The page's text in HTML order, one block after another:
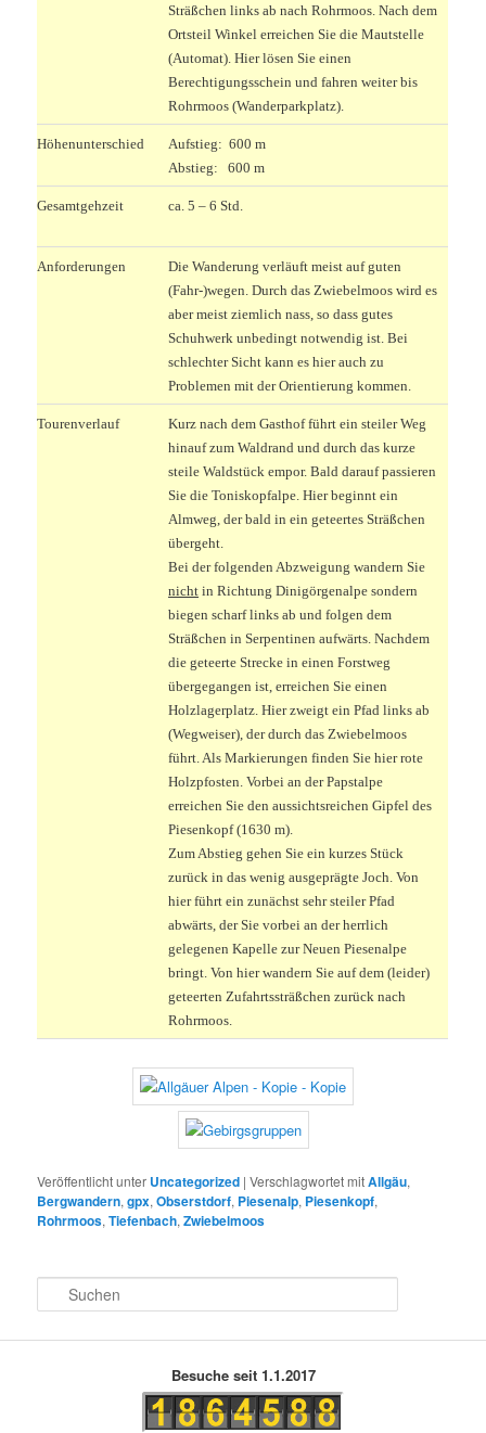
Sträßchen links ab nach Rohrmoos. Nach dem
Ortsteil Winkel erreichen Sie die Mautstelle
(Automat). Hier lösen Sie einen
Berechtigungsschein und fahren weiter bis
Rohrmoos (Wanderparkplatz).
Höhenunterschied
Aufstieg: 600 m
Abstieg: 600 m
Gesamtgehzeit ca. 5 – 6 Std.
Anforderungen
Die Wanderung verläuft meist auf guten
(Fahr-)wegen. Durch das Zwiebelmoos wird es
aber meist ziemlich nass, so dass gutes
Schuhwerk unbedingt notwendig ist. Bei
schlechter Sicht kann es hier auch zu
Problemen mit der Orientierung kommen.
Tourenverlauf
Kurz nach dem Gasthof führt ein steiler Weg
hinauf zum Waldrand und durch das kurze
steile Waldstück empor. Bald darauf passieren
Sie die Toniskopfalpe. Hier beginnt ein
Almweg, der bald in ein geteertes Sträßchen
übergeht.
Bei der folgenden Abzweigung wandern Sie
nicht in Richtung Dinigörgenalpe sondern
biegen scharf links ab und folgen dem
Sträßchen in Serpentinen aufwärts. Nachdem
die geteerte Strecke in einen Forstweg
übergegangen ist, erreichen Sie einen
Holzlagerplatz. Hier zweigt ein Pfad links ab
(Wegweiser), der durch das Zwiebelmoos
führt. Als Markierungen finden Sie hier rote
Holzpfosten. Vorbei an der Papstalpe
erreichen Sie den aussichtsreichen Gipfel des
Piesenkopf (1630 m).
Zum Abstieg gehen Sie ein kurzes Stück
zurück in das wenig ausgeprägte Joch. Von
hier führt ein zunächst sehr steiler Pfad
abwärts, der Sie vorbei an der herrlich
gelegenen Kapelle zur Neuen Piesenalpe
bringt. Von hier wandern Sie auf dem (leider)
geteerten Zufahrtssträßchen zurück nach
Rohrmoos.
Veröffentlicht unter Uncategorized |Verschlagwortet mitAllgäu,
Bergwandern,gpx,Obserstdorf, Piesenalp, Piesenkopf,
Rohrmoos,Tiefenbach,Zwiebelmoos
u
Besuche seit 1.1.2017